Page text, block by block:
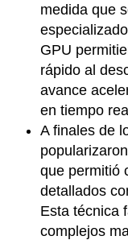
medida que
GPU
rápido al
avance
en tiempo
A finales de
que permitió
detallados
Esta técnica
complejos